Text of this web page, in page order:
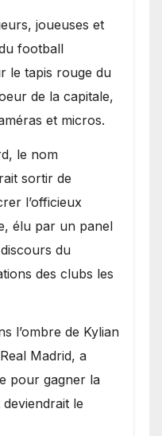
joueuses et
football
le tapis rouge du
de la capitale,
et micros.
le nom
sortir de
l’officieux
élu par un panel
du
des clubs les
l’ombre de Kylian
Madrid, a
pour gagner la
le